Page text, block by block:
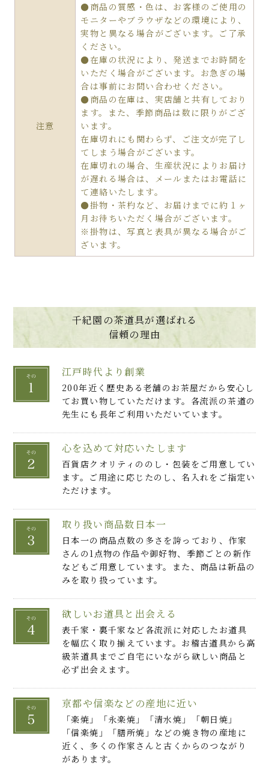
注意
●商品の質感・色は、お客様のご使用の
モニターやブラウザなどの環境により、
実物と異なる場合がございます。ご了承
ください。
●在庫の状況により、発送までお時間を
いただく場合がございます。お急ぎの場
合は事前にお問い合わせください。
●商品の在庫は、実店舗と共有しており
ます。また、季節商品は数に限りがござ
います。
在庫切れにも関わらず、ご注文が完了し
てしまう場合がございます。
在庫切れの場合、生産状況によりお届け
が遅れる場合は、メールまたはお電話に
て連絡いたします。
●掛物・茶杓など、お届けまでに約１ヶ
月お待ちいただく場合がございます。
※掛物は、写真と表具が異なる場合がご
ざいます。
千紀園の茶道具が選ばれる
信頼の理由
江戸時代より創業
200年近く歴史ある老舗のお茶屋だから安心し
てお買い物していただけます。各流派の茶道の
先生にも長年ご利用いただいています。
心を込めて対応いたします
百貨店クオリティののし・包装をご用意してい
ます。ご用途に応じたのし、名入れをご指定い
ただけます。
取り扱い商品数日本一
日本一の商品点数の多さを誇っており、作家
さんの1点物の作品や御好物、季節ごとの新作
などもご用意しています。また、商品は新品の
みを取り扱っています。
欲しいお道具と出会える
表千家・裏千家など各流派に対応したお道具
を幅広く取り揃えています。お稽古道具から高
級茶道具までご自宅にいながら欲しい商品と
必ず出会えます。
京都や信楽などの産地に近い
「楽焼」「永楽焼」「清水焼」「朝日焼」
「信楽焼」「膳所焼」などの焼き物の産地に
近く、多くの作家さんと古くからのつながり
があります。